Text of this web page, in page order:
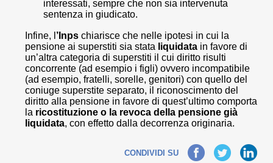
interessati, sempre che non sia intervenuta
sentenza in giudicato.
Infine, l ’Inps chiarisce che nelle ipotesi in cui la
pensione ai superstiti sia stata liquidata in favore di
un’altra categoria di superstiti il cui diritto risulti
concorrente (ad esempio i figli) ovvero incompatibile
(ad esempio, fratelli, sorelle, genitori) con quello del
coniuge superstite separato, il riconoscimento del
diritto alla pensione in favore di quest’ultimo comporta
la ricostituzione o la revoca della pensione già
liquidata, con effetto dalla decorrenza originaria.
CONDIVIDI SUFacebook TwitterLinkedIn